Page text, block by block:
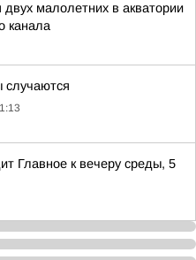
малолетних в акватории
канала
случаются
Главное к вечеру среды, 5